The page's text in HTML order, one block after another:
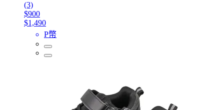
(3)
$900
$1,490
P幣